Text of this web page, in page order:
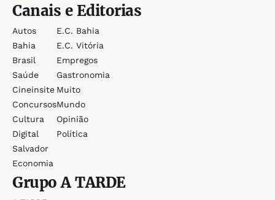
Canais e Editorias
Autos
Bahia
Brasil
Saúde
Cineinsite
Concursos
Cultura
Digital
Salvador
Economia
E.c. Bahia
E.c. Vitória
Empregos
Gastronomia
Muito
Mundo
Opinião
Política
GrupoA TARDE